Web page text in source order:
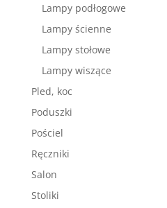
Lampy podłogowe
Lampy ścienne
Lampy stołowe
Lampy wiszące
Pled, koc
Poduszki
Pościel
Ręczniki
Salon
Stoliki